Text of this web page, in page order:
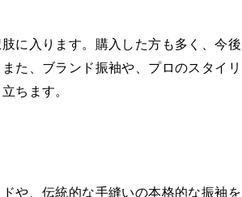
に入ります。購入した方も多く、今後
た、ブランド振袖や、プロのスタイリ
ちます。
や、伝統的な手縫いの本格的な振袖を